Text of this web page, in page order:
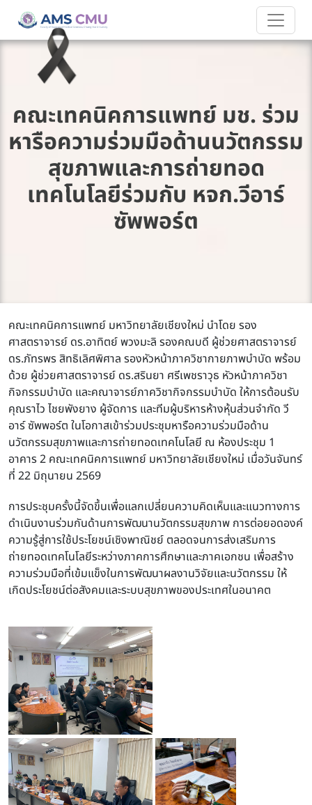
คณะเทคนิคการแพทย์ มช. ร่วม
หารือความร่วมมือด้านนวัตกรรม
สุขภาพและการถ่ายทอด
เทคโนโลยีร่วมกับ หจก.วีอาร์
ซัพพอร์ต
คณะเทคนิคการแพทย์ มหาวิทยาลัยเชียงใหม่ นำโดย รอง
ศาสตราจารย์ ดร.อาทิตย์ พวงมะลิ รองคณบดี ผู้ช่วยศาสตราจารย์
ดร.ภัทรพร สิทธิเลิศพิศาล รองหัวหน้าภาควิชากายภาพบำบัด พร้อม
ด้วย ผู้ช่วยศาสตราจารย์ ดร.สรินยา ศรีเพชราวุธ หัวหน้าภาควิชา
กิจกรรมบำบัด และคณาจารย์ภาควิชากิจกรรมบำบัด ให้การต้อนรับ
คุณราไว ไชยพังยาง ผู้จัดการ และทีมผู้บริหารห้างหุ้นส่วนจำกัด วี
อาร์ ซัพพอร์ต ในโอกาสเข้าร่วมประชุมหารือความร่วมมือด้าน
นวัตกรรมสุขภาพและการถ่ายทอดเทคโนโลยี ณ ห้องประชุม 1
อาคาร 2 คณะเทคนิคการแพทย์ มหาวิทยาลัยเชียงใหม่ เมื่อวันจันทร์
ที่ 22 มิถุนายน 2569
การประชุมครั้งนี้จัดขึ้นเพื่อแลกเปลี่ยนความคิดเห็นและแนวทางการ
ดำเนินงานร่วมกันด้านการพัฒนานวัตกรรมสุขภาพ การต่อยอดองค์
ความรู้สู่การใช้ประโยชน์เชิงพาณิชย์ ตลอดจนการส่งเสริมการ
ถ่ายทอดเทคโนโลยีระหว่างภาคการศึกษาและภาคเอกชน เพื่อสร้าง
ความร่วมมือที่เข้มแข็งในการพัฒนาผลงานวิจัยและนวัตกรรม ให้
เกิดประโยชน์ต่อสังคมและระบบสุขภาพของประเทศในอนาคต